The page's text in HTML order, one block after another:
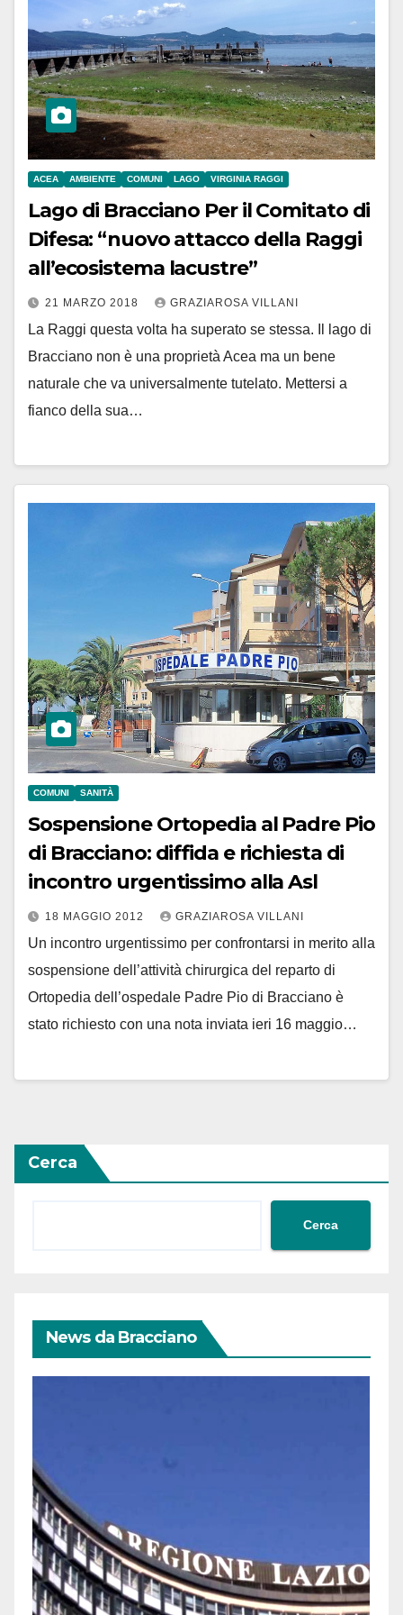
ACEA AMBIENTE COMUNI LAGO VIRGINIA RAGGI
Lago di Bracciano Per il Comitato di
Difesa: “nuovo attacco della Raggi
all’ecosistema lacustre”
21 MARZO 2018 GRAZIAROSA VILLANI
La Raggi questa volta ha superato se stessa. Il lago di
Bracciano non è una proprietà Acea ma un bene
naturale che va universalmente tutelato. Mettersi a
fianco della sua…
COMUNI SANITÀ
Sospensione Ortopedia al Padre Pio
di Bracciano: diffida e richiesta di
incontro urgentissimo alla Asl
18 MAGGIO 2012 GRAZIAROSA VILLANI
Un incontro urgentissimo per confrontarsi in merito alla
sospensione dell’attività chirurgica del reparto di
Ortopedia dell’ospedale Padre Pio di Bracciano è
stato richiesto con una nota inviata ieri 16 maggio…
Cerca
Cerca
News da Bracciano